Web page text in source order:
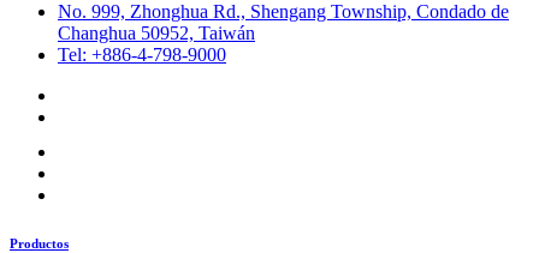
No. 999, Zhonghua Rd., Shengang Township, Condado de
Changhua 50952, Taiwán
Tel: +886-4-798-9000
Productos